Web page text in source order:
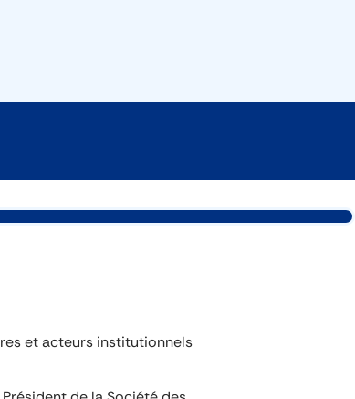
et acteurs institutionnels